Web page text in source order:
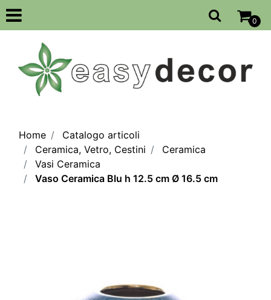
Open
0
Home
Catalogo articoli
Ceramica, Vetro, Cestini
Ceramica
Vasi Ceramica
Vaso Ceramica Blu h 12.5 cm Ø 16.5 cm